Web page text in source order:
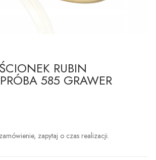
RUBIN
585 GRAWER
zapytaj o czas realizacji.